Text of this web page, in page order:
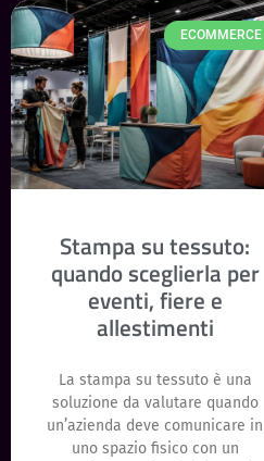
ECOMMERCE
Stampa su tessuto:
quando sceglierla per
eventi, fiere e
allestimenti
La stampa su tessuto è una
soluzione da valutare quando
un’azienda deve comunicare in
uno spazio fisico con un